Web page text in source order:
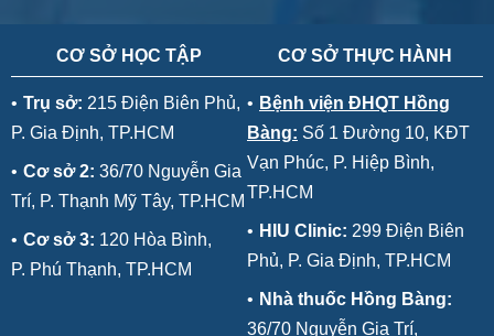
CƠ SỞ HỌC TẬP
• Trụ sở: 215 Điện Biên Phủ,
P. Gia Định, TP.HCM
• Cơ sở 2: 36/70 Nguyễn Gia
Trí, P. Thạnh Mỹ Tây, TP.HCM
• Cơ sở 3: 120 Hòa Bình,
P. Phú Thạnh, TP.HCM
CƠ SỞ THỰC HÀNH
• Bệnh viện ĐHQT Hồng
Bàng: Số 1 Đường 10, KĐT
Vạn Phúc, P. Hiệp Bình,
TP.HCM
• HIU Clinic: 299 Điện Biên
Phủ, P. Gia Định, TP.HCM
• Nhà thuốc Hồng Bàng:
36/70 Nguyễn Gia Trí,